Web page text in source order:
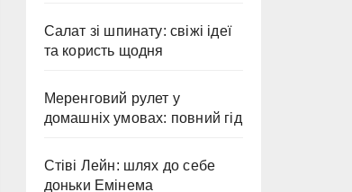
Салат зі шпинату: свіжі ідеї
та користь щодня
Меренговий рулет у
домашніх умовах: повний гід
Стіві Лейн: шлях до себе
доньки Емінема